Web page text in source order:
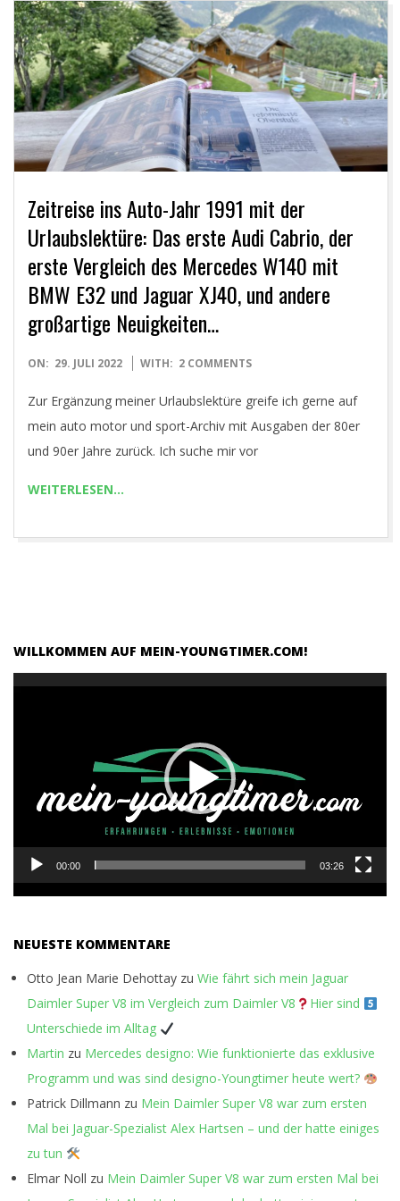
O
U
N
G
T
M
E
R
C
M
Zeitreise ins Auto-Jahr 1991 mit der
Urlaubslektüre: Das erste Audi Cabrio, der
erste Vergleich des Mercedes W140 mit
BMW E32 und Jaguar XJ40, und andere
großartige Neuigkeiten…
2022-
29
ON: 29. JULI 2022 WITH: 2 COMMENTS
Zur Ergänzung meiner Urlaubslektüre greife ich gerne auf
mein auto motor und sport-Archiv mit Ausgaben der 80er
und 90er Jahre zurück. Ich suche mir vor
WEITERLESEN…
WILLKOMMEN AUF MEIN-YOUNGTIMER.COM!
Video-
00:00 03:26
NEUESTE KOMMENTARE
Otto Jean Marie Dehottay zu Wie fährt sich mein Jaguar
Daimler Super V8 im Vergleich zum Daimler V8
Hier sind
Unterschiede im Alltag
Martin zu Mercedes designo: Wie funktionierte das exklusive
Programm und was sind designo-Youngtimer heute wert?
Patrick Dillmann zu Mein Daimler Super V8 war zum ersten
Mal bei Jaguar-Spezialist Alex Hartsen – und der hatte einiges
zu tun
Elmar Noll zu Mein Daimler Super V8 war zum ersten Mal bei